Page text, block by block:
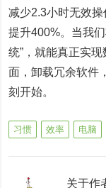
减少2.3小时无效
提升400%。当我
统”，就能真正实
面，卸载冗余软
刻开始。
习惯 效率 电脑
关于作